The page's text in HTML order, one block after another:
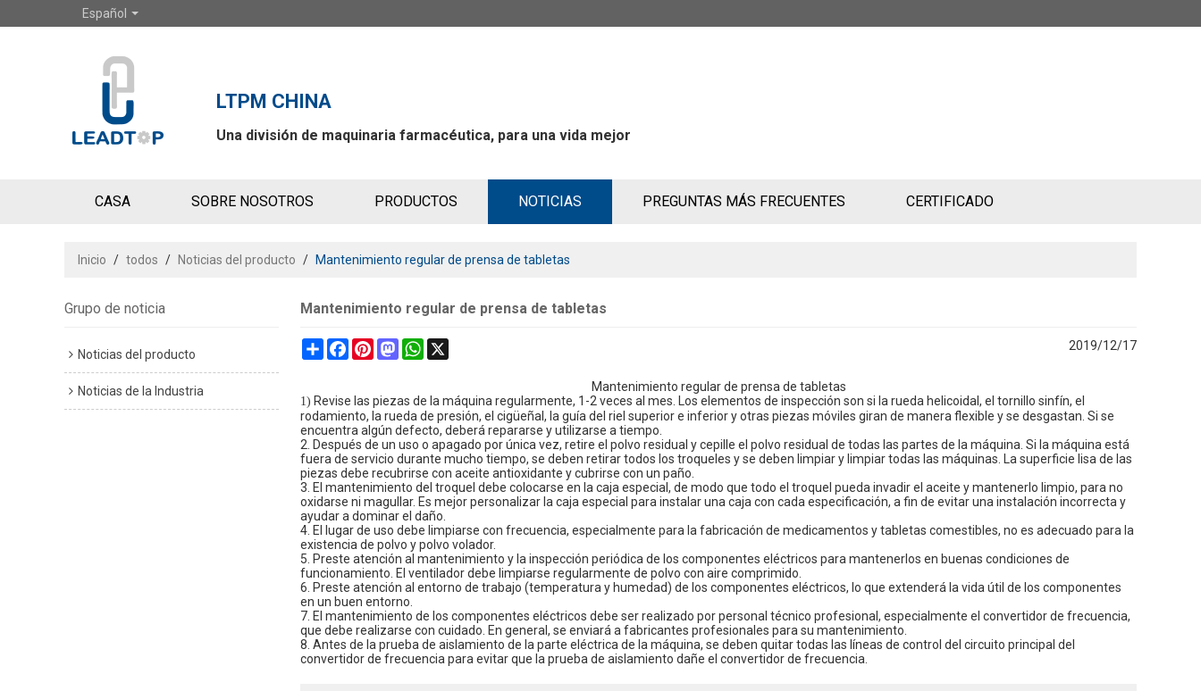
Español
LTPM CHINA
Una división de maquinaria farmacéutica, para una vida mejor
CASA SOBRE NOSOTROS PRODUCTOS NOTICIAS PREGUNTAS MÁS FRECUENTES CERTIFICADO
Inicio / todos / Noticias del producto / Mantenimiento regular de prensa de tabletas
Grupo de noticia
Noticias del producto
Noticias de la Industria
Mantenimiento regular de prensa de tabletas
ShareFacebookPinterestMastodonWhatsApp 2019/12/17
Mantenimiento regular de prensa de tabletas
1) Revise las piezas de la máquina regularmente, 1-2 veces al mes. Los elementos de inspección son si la rueda helicoidal, el tornillo sinfín, el
rodamiento, la rueda de presión, el cigüeñal, la guía del riel superior e inferior y otras piezas móviles giran de manera flexible y se desgastan. Si se
encuentra algún defecto, deberá repararse y utilizarse a tiempo.
2. Después de un uso o apagado por única vez, retire el polvo residual y cepille el polvo residual de todas las partes de la máquina. Si la máquina está
fuera de servicio durante mucho tiempo, se deben retirar todos los troqueles y se deben limpiar y limpiar todas las máquinas. La superficie lisa de las
piezas debe recubrirse con aceite antioxidante y cubrirse con un paño.
3. El mantenimiento del troquel debe colocarse en la caja especial, de modo que todo el troquel pueda invadir el aceite y mantenerlo limpio, para no
oxidarse ni magullar. Es mejor personalizar la caja especial para instalar una caja con cada especificación, a fin de evitar una instalación incorrecta y
ayudar a dominar el daño.
4. El lugar de uso debe limpiarse con frecuencia, especialmente para la fabricación de medicamentos y tabletas comestibles, no es adecuado para la
existencia de polvo y polvo volador.
5. Preste atención al mantenimiento y la inspección periódica de los componentes eléctricos para mantenerlos en buenas condiciones de
funcionamiento. El ventilador debe limpiarse regularmente de polvo con aire comprimido.
6. Preste atención al entorno de trabajo (temperatura y humedad) de los componentes eléctricos, lo que extenderá la vida útil de los componentes
en un buen entorno.
7. El mantenimiento de los componentes eléctricos debe ser realizado por personal técnico profesional, especialmente el convertidor de frecuencia,
que debe realizarse con cuidado. En general, se enviará a fabricantes profesionales para su mantenimiento.
8. Antes de la prueba de aislamiento de la parte eléctrica de la máquina, se deben quitar todas las líneas de control del circuito principal del
convertidor de frecuencia para evitar que la prueba de aislamiento dañe el convertidor de frecuencia.